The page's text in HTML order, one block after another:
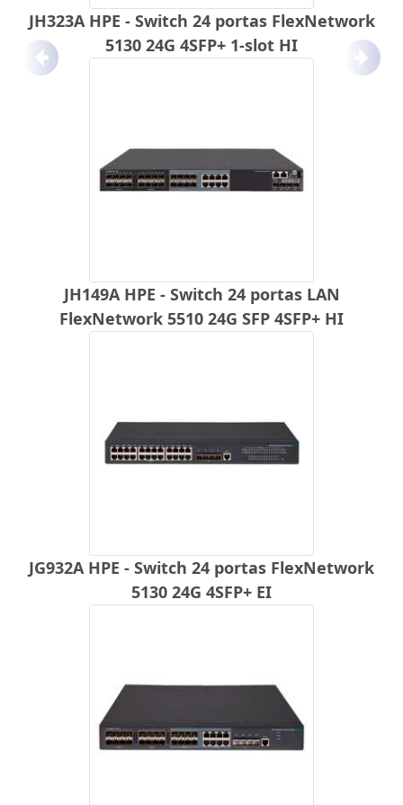
JH323A HPE - Switch 24 portas FlexNetwork
5130 24G 4SFP+ 1-slot HI
JH149A HPE - Switch 24 portas LAN
FlexNetwork 5510 24G SFP 4SFP+ HI
JG932A HPE - Switch 24 portas FlexNetwork
5130 24G 4SFP+ EI
Anterior